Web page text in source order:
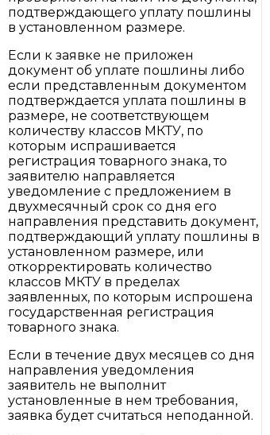
подтверждающего уплату пошлины
в установленном размере.
Если к заявке не приложен
документ об уплате пошлины либо
если представленным документом
подтверждается уплата пошлины в
размере, не соответствующем
количеству классов МКТУ, по
которым испрашивается
регистрация товарного знака, то
заявителю направляется
уведомление с предложением в
двухмесячный срок со дня его
направления представить документ,
подтверждающий уплату пошлины в
установленном размере, или
откорректировать количество
классов МКТУ в пределах
заявленных, по которым испрошена
государственная регистрация
товарного знака.
Если в течение двух месяцев со дня
направления уведомления
заявитель не выполнит
установленные в нем требования,
заявка будет считаться неподанной.